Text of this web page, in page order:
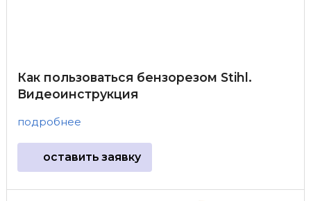
Как пользоваться бензорезом Stihl.
Видеоинструкция
подробнее
оставить заявку